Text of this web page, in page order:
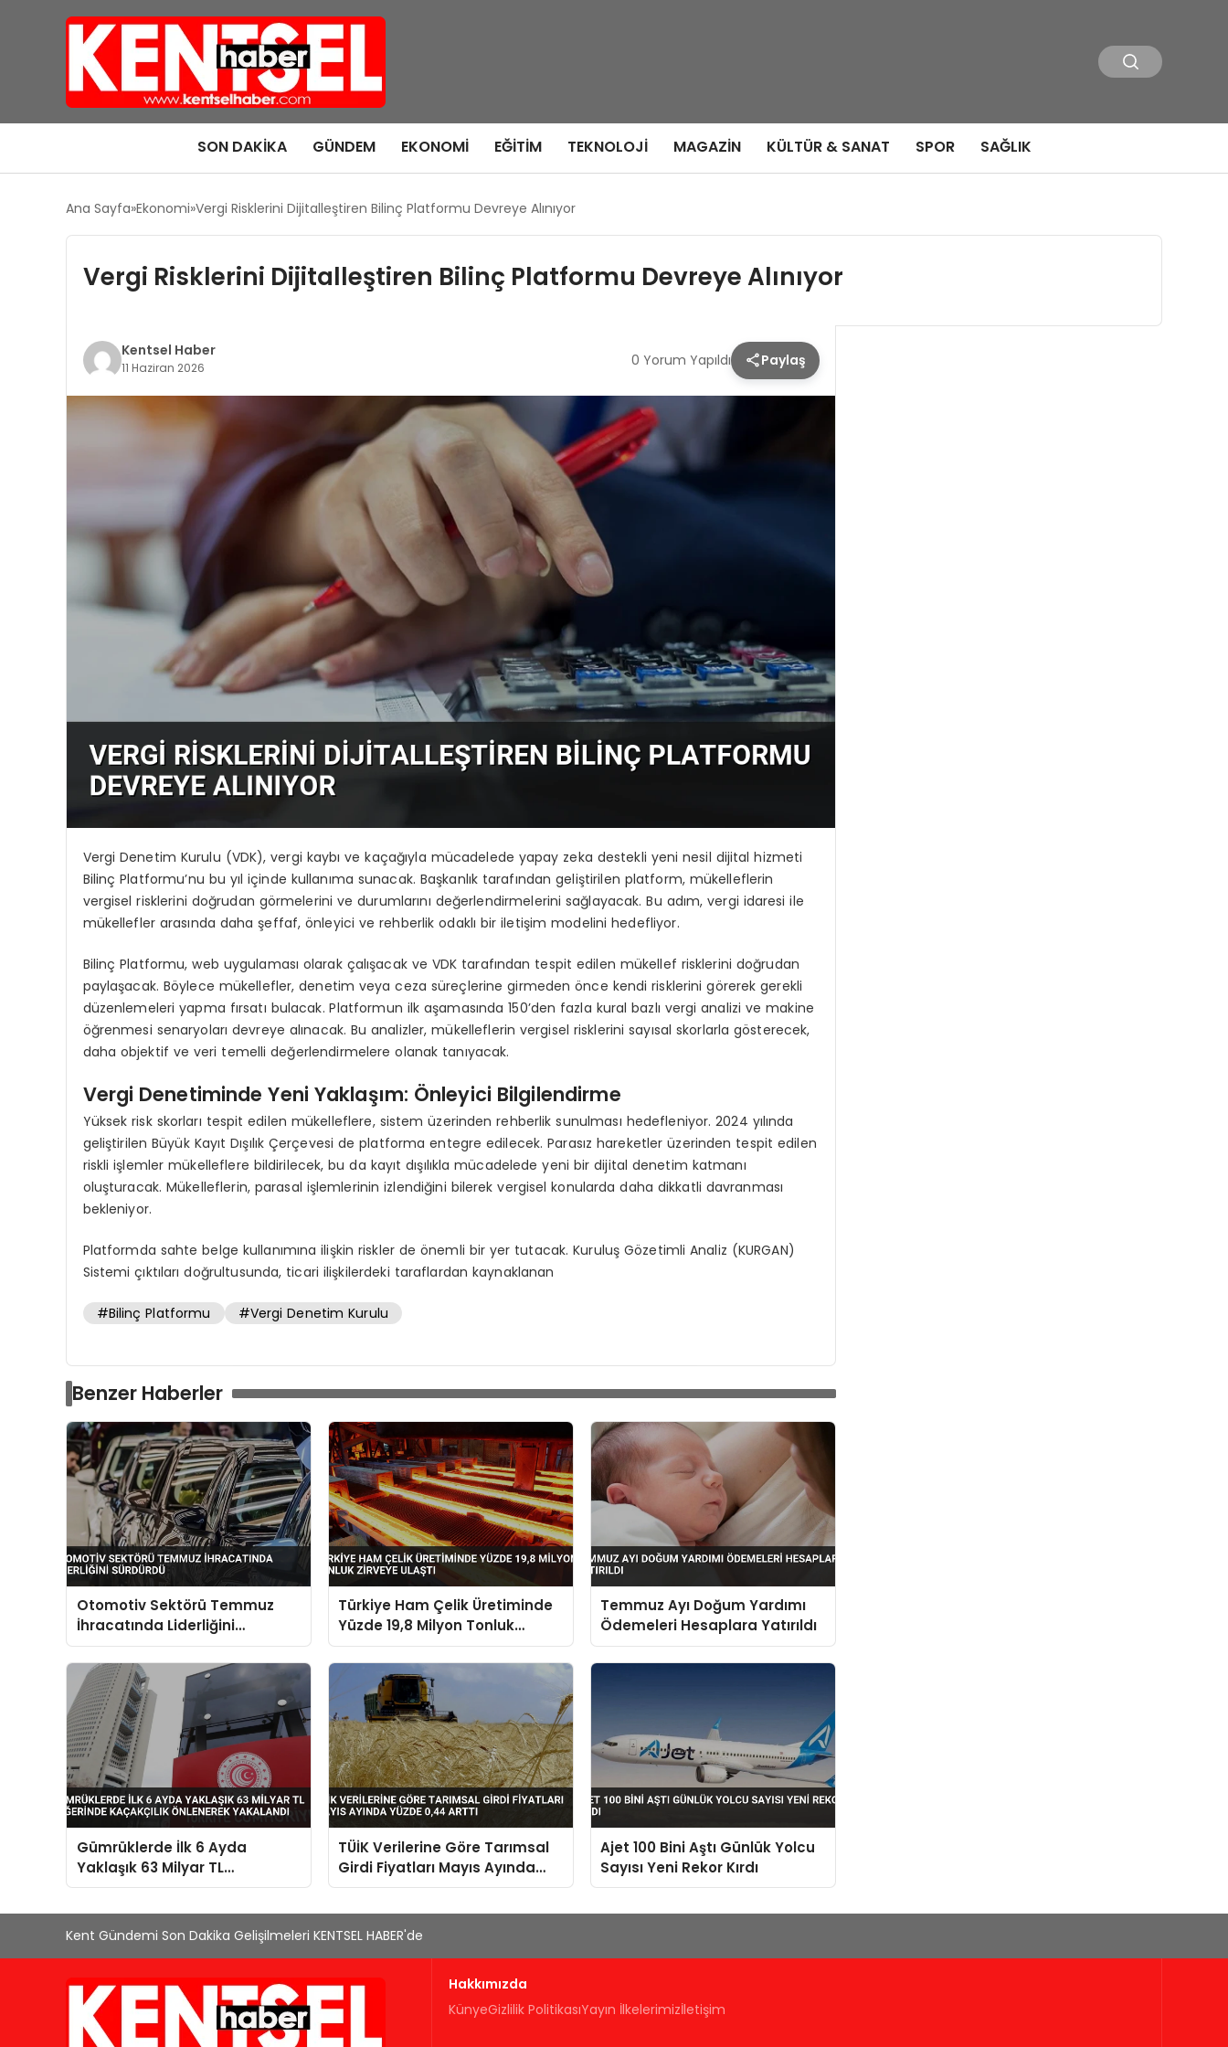
SON DAKIKA GÜNDEM EKONOMI EĞITIM TEKNOLOJI MAGAZIN KÜLTÜR & SANAT SPOR SAĞLIK
Ana Sayfa Ekonomi Vergi Risklerini Dijitalleştiren Bilinç Platformu Devreye Alınıyor
Vergi Risklerini Dijitalleştiren Bilinç Platformu Devreye Alınıyor
Kentsel Haber
11 Haziran 2026 0 Yorum Yapıldı Paylaş
Vergi Denetim Kurulu (VDK), vergi kaybı ve kaçağıyla mücadelede yapay zeka destekli yeni nesil dijital hizmeti
Bilinç Platformu’nu bu yıl içinde kullanıma sunacak. Başkanlık tarafından geliştirilen platform, mükelleflerin
vergisel risklerini doğrudan görmelerini ve durumlarını değerlendirmelerini sağlayacak. Bu adım, vergi idaresi ile
mükellefler arasında daha şeffaf, önleyici ve rehberlik odaklı bir iletişim modelini hedefliyor.
Bilinç Platformu, web uygulaması olarak çalışacak ve VDK tarafından tespit edilen mükellef risklerini doğrudan
paylaşacak. Böylece mükellefler, denetim veya ceza süreçlerine girmeden önce kendi risklerini görerek gerekli
düzenlemeleri yapma fırsatı bulacak. Platformun ilk aşamasında 150’den fazla kural bazlı vergi analizi ve makine
öğrenmesi senaryoları devreye alınacak. Bu analizler, mükelleflerin vergisel risklerini sayısal skorlarla gösterecek,
daha objektif ve veri temelli değerlendirmelere olanak tanıyacak.
Vergi Denetiminde Yeni Yaklaşım: Önleyici Bilgilendirme
Yüksek risk skorları tespit edilen mükelleflere, sistem üzerinden rehberlik sunulması hedefleniyor. 2024 yılında
geliştirilen Büyük Kayıt Dışılık Çerçevesi de platforma entegre edilecek. Parasız hareketler üzerinden tespit edilen
riskli işlemler mükelleflere bildirilecek, bu da kayıt dışılıkla mücadelede yeni bir dijital denetim katmanı
oluşturacak. Mükelleflerin, parasal işlemlerinin izlendiğini bilerek vergisel konularda daha dikkatli davranması
bekleniyor.
Platformda sahte belge kullanımına ilişkin riskler de önemli bir yer tutacak. Kuruluş Gözetimli Analiz (KURGAN)
Sistemi çıktıları doğrultusunda, ticari ilişkilerdeki taraflardan kaynaklanan
#Bilinç Platformu #Vergi Denetim Kurulu
Benzer Haberler
Otomotiv Sektörü Temmuz
İhracatında Liderliğini
Sürdürdü
Türkiye Ham Çelik Üretiminde
Yüzde 19,8 Milyon Tonluk
Zirveye Ulaştı
Temmuz Ayı Doğum Yardımı
Ödemeleri Hesaplara Yatırıldı
Gümrüklerde İlk 6 Ayda
Yaklaşık 63 Milyar TL
Değerinde Kaçakçılık
TÜİK Verilerine Göre Tarımsal
Girdi Fiyatları Mayıs Ayında
Yüzde 0,44 Arttı
Ajet 100 Bini Aştı Günlük Yolcu
Sayısı Yeni Rekor Kırdı
Kent Gündemi Son Dakika Gelişilmeleri KENTSEL HABER'de
Hakkımızda
KünyeGizlilik PolitikasıYayın İlkelerimizİletişim